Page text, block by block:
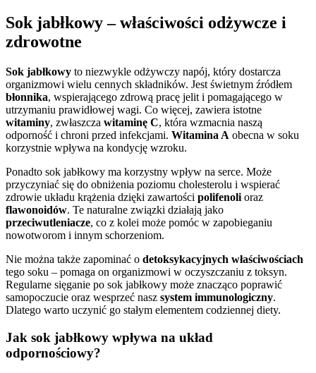
Sok jabłkowy – właściwości odżywcze i
zdrowotne
Sok jabłkowy to niezwykle odżywczy napój, który dostarcza
organizmowi wielu cennych składników. Jest świetnym źródłem
błonnika, wspierającego zdrową pracę jelit i pomagającego w
utrzymaniu prawidłowej wagi. Co więcej, zawiera istotne
witaminy, zwłaszcza witaminę C, która wzmacnia naszą
odporność i chroni przed infekcjami. Witamina A obecna w soku
korzystnie wpływa na kondycję wzroku.
Ponadto sok jabłkowy ma korzystny wpływ na serce. Może
przyczyniać się do obniżenia poziomu cholesterolu i wspierać
zdrowie układu krążenia dzięki zawartości polifenoli oraz
flawonoidów. Te naturalne związki działają jako
przeciwutleniacze, co z kolei może pomóc w zapobieganiu
nowotworom i innym schorzeniom.
Nie można także zapominać o detoksykacyjnych właściwościach
tego soku – pomaga on organizmowi w oczyszczaniu z toksyn.
Regularne sięganie po sok jabłkowy może znacząco poprawić
samopoczucie oraz wesprzeć nasz system immunologiczny.
Dlatego warto uczynić go stałym elementem codziennej diety.
Jak sok jabłkowy wpływa na układ
odpornościowy?